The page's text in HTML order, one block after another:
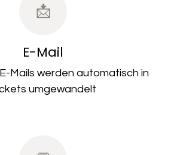
📩
E-Mail
Mails werden automatisch in
umgewandelt